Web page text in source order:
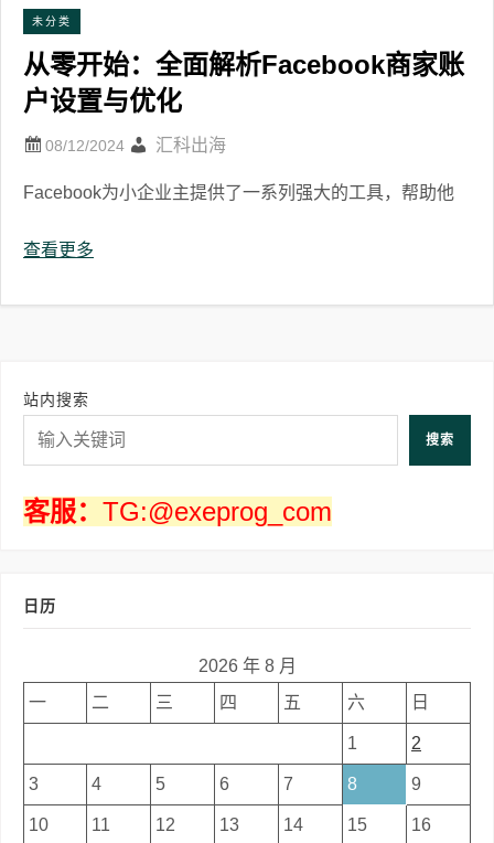
未分类
从零开始：全面解析Facebook商家账
户设置与优化
汇科出海
Facebook为小企业主提供了一系列强大的工具，帮助他
查看更多
站内搜索
搜索
客服： TG:@exeprog_com
日历
2026 年 8 月
一
二 三 四 五 六 日
1 2
3 4 5 6 7 8 9
10 11 12 13 14 15 16